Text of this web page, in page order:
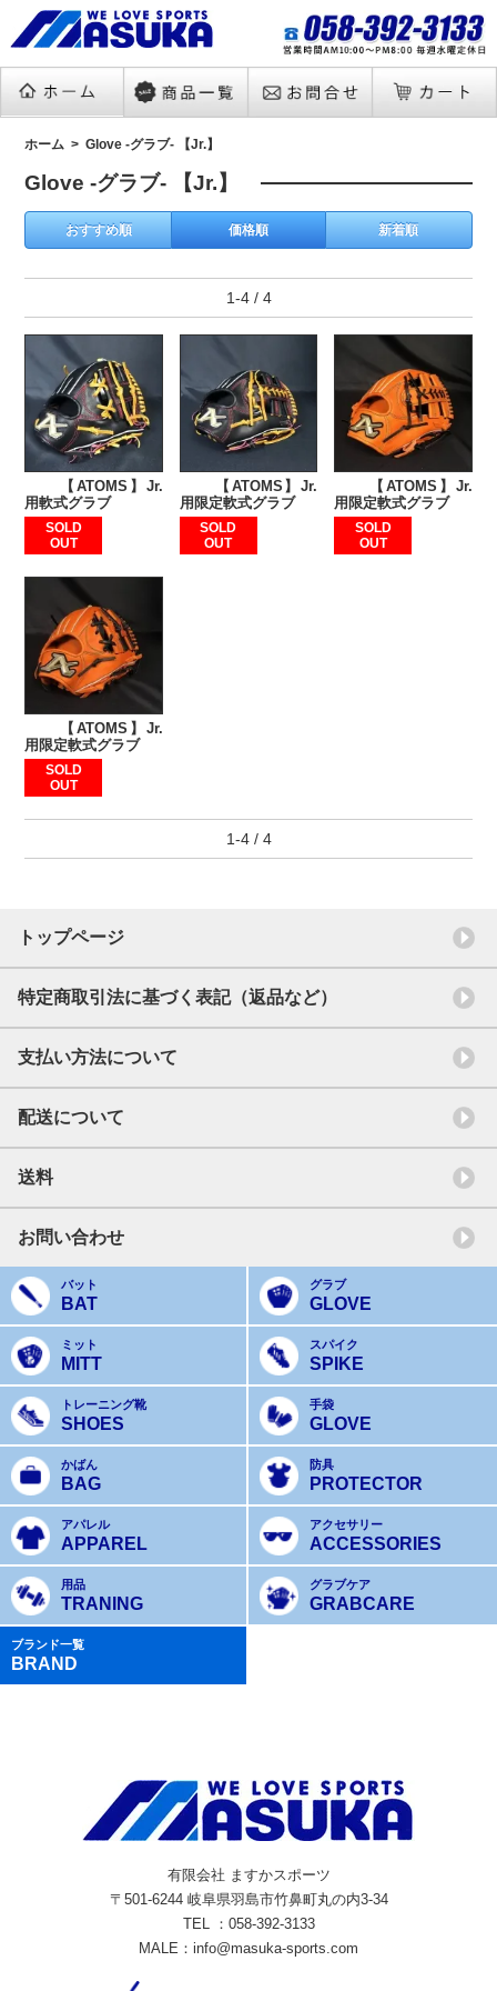
ホーム Glove -グラブ- 【Jr.】
Glove -グラブ- 【Jr.】
おすすめ順 価格順 新着順
1-4 / 4
【ATOMS】Jr.
用軟式グラブ
SOLD
OUT
【ATOMS】Jr.
用限定軟式グラブ
SOLD
OUT
【ATOMS】Jr.
用限定軟式グラブ
SOLD
OUT
【ATOMS】Jr.
用限定軟式グラブ
SOLD
OUT
1-4 / 4
トップページ
特定商取引法に基づく表記（返品など）
支払い方法について
配送について
送料
お問い合わせ
バット
BAT
グラブ
GLOVE
ミット
MITT
スパイク
SPIKE
トレーニング靴
SHOES
手袋
GLOVE
かばん
BAG
防具
PROTECTOR
アパレル
APPAREL
アクセサリー
ACCESSORIES
用品
TRANING
グラブケア
GRABCARE
ブランド一覧
BRAND
有限会社 ますかスポーツ
〒501-6244 岐阜県羽島市竹鼻町丸の内3-34
TEL ：058-392-3133
MALE：info@masuka-sports.com